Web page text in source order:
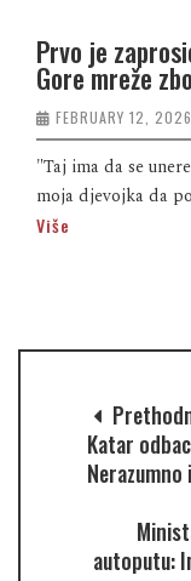
Prvo je
Gore mreže
FEBRUARY 12, 2026
"Taj ima da se
moja djevojka da
Više
Katar
autoputu: